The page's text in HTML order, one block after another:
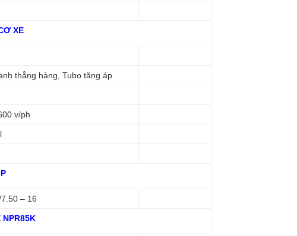
XE
thẳng hàng, Tubo tăng áp
v/ph
– 16
NPR85K